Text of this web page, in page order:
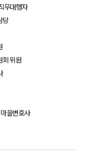
무대행자
당
회 위원
을변호사